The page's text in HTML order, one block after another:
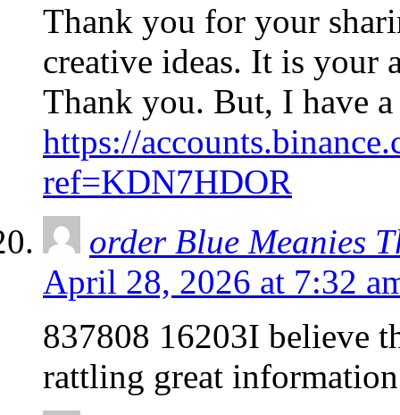
Thank you for your
creative ideas. It is your
Thank you. But, I have
https://
ref=KDN7HDOR
order Blue Meanies
April 28, 2026 at 7:32
837808 16203I believe
rattling great